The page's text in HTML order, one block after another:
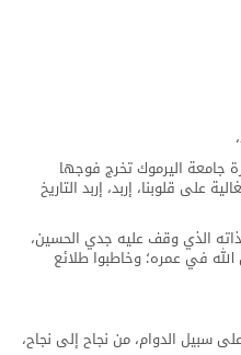
جامعة اليرموك تخرج فوجها
على قلوبنا، إربد، إربد التاريخ
الذي وقف عليه جدي الحسين،
الله في عمره؛ وخاطبوا طلائع
سبيل الدوام، من نجاح إلى نجاح،